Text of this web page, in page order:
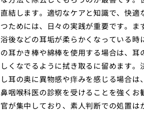
直結します。適切なケアと知識で、快
つためには、日々の実践が重要です。
浴後などの耳垢が柔らかくなっている
の耳かき棒や綿棒を使用する場合は、
しくなでるように拭き取るに留めます
し耳の奥に異物感や痒みを感じる場合
鼻咽喉科医の診察を受けることを強く
官が集中しており、素人判断での処置